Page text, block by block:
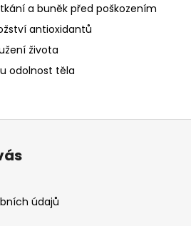
a buněk před poškozením
antioxidantů
života
odolnost těla
údajů